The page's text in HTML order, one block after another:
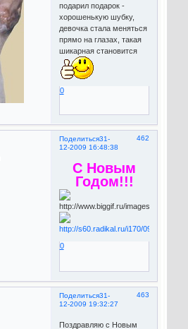
подарил подарок -
хорошенькую шубку,
девочка стала меняться
прямо на глазах, такая
шикарная становится
0
Поделиться 462
31-
12-2009 16:48:38
С Новым
Годом!!!
0
Поделиться 463
31-
12-2009 19:32:27
Поздравляю с Новым